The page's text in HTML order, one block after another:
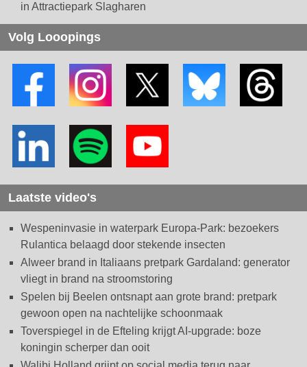
in Attractiepark Slagharen
Volg Looopings
Laatste video's
Wespeninvasie in waterpark Europa-Park: bezoekers
Rulantica belaagd door stekende insecten
Alweer brand in Italiaans pretpark Gardaland: generator
vliegt in brand na stroomstoring
Spelen bij Beelen ontsnapt aan grote brand: pretpark
gewoon open na nachtelijke schoonmaak
Toverspiegel in de Efteling krijgt AI-upgrade: boze
koningin scherper dan ooit